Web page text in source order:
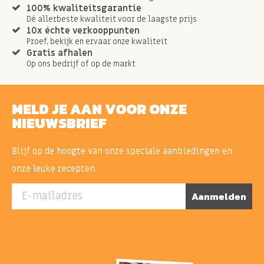
100% kwaliteitsgarantie
Dé allerbeste kwaliteit voor de laagste prijs
10x échte verkooppunten
Proef, bekijk en ervaar onze kwaliteit
Gratis afhalen
Op ons bedrijf of op de markt
MELD JE AAN VOOR ONZE
NIEUWSBRIEF
Blijf op de hoogte van onze speciale aanbiedingen en
onze leuke recepten.
E-mailadres Aanmelden